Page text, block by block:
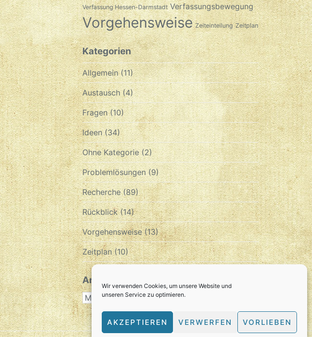
Wir verwenden Cookies, um unsere Website und
unseren Service zu optimieren.
AKZEPTIEREN VERWERFEN VORLIEBEN
Verfassung Hessen-Darmstadt Verfassungsbewegung
Vorgehensweise Zeiteinteilung Zeitplan
Kategorien
Allgemein(11)
Austausch(4)
Fragen(10)
Ideen(34)
Ohne Kategorie(2)
Problemlösungen(9)
Recherche(89)
Rückblick(14)
Vorgehensweise(13)
Zeitplan(10)
Archiv
ARCHIV